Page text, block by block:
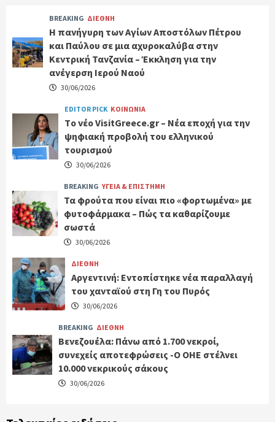
BREAKING ΔΙΕΘΝΗ
Η πανήγυρη των Αγίων Αποστόλων Πέτρου
και Παύλου σε μια αχυροκαλύβα στην
Κεντρική Τανζανία – Έκκληση για την
ανέγερση Ιερού Ναού
30/06/2026
EDITOR PICK ΚΟΙΝΩΝΙΑ
Tο νέο VisitGreece.gr – Νέα εποχή για την
ψηφιακή προβολή του ελληνικού
τουρισμού
30/06/2026
BREAKING ΥΓΕΙΑ & ΕΠΙΣΤΗΜΗ
Τα φρούτα που είναι πιο «φορτωμένα» με
φυτοφάρμακα – Πώς τα καθαρίζουμε
σωστά
30/06/2026
ΔΙΕΘΝΗ
Αργεντινή: Εντοπίστηκε νέα παραλλαγή
του χανταϊού στη Γη του Πυρός
30/06/2026
BREAKING ΔΙΕΘΝΗ
Βενεζουέλα: Πάνω από 1.700 νεκροί,
συνεχείς αποτεφρώσεις -Ο ΟΗΕ στέλνει
10.000 νεκρικούς σάκους
30/06/2026